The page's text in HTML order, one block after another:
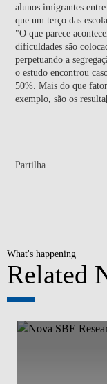
alunos imigrantes
que um terço das
"O que parece
dificuldades são
perpetuando a
o estudo encontrou
50%. Mais do que
exemplo, são os
Partilha
What's happening
Related